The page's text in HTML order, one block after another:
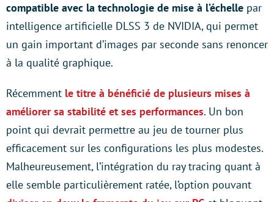
compatible avec la technologie de mise à l’échelle par
intelligence artificielle DLSS 3 de NVIDIA, qui permet
un gain important d’images par seconde sans renoncer
à la qualité graphique.
Récemment le titre à bénéficié de plusieurs mises à
améliorer sa stabilité et ses performances. Un bon
point qui devrait permettre au jeu de tourner plus
efficacement sur les configurations les plus modestes.
Malheureusement, l’intégration du ray tracing quant à
elle semble particulièrement ratée, l’option pouvant